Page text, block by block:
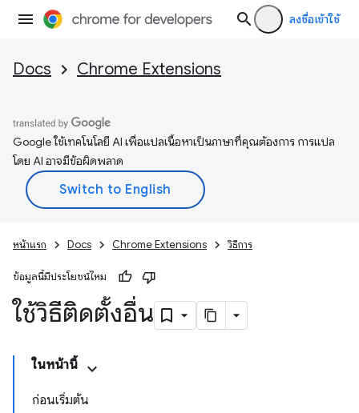
ลงชื่อเข้าใช้
Docs Chrome Extensions
Google ใช้เทคโนโลยี AI เพื่อแปลเนื้อหาเป็นภาษาที่คุณต้องการ การแปล
โดย AI อาจมีข้อผิดพลาด
หน้าแรก Docs Chrome Extensions วิธีการ
ข้อมูลนี้มีประโยชน์ไหม
ใช้วิธีติดตั้งอื่น
ในหน้านี้
ก่อนเริ่มต้น